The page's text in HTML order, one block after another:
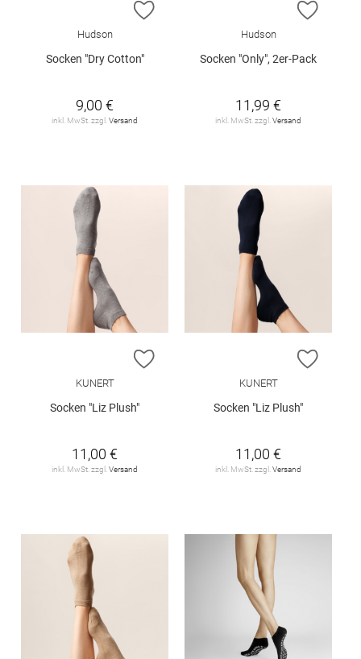
ZUR WUNSCHLISTE HINZUFÜGEN
Hudson
Socken "Dry Cotton"
9,00 €
inkl. MwSt. zzgl. Versand
ZUR
Hudson
Socken "Only", 2er-Pack
11,99 €
inkl. MwSt. zzgl. Versand
ZUR WUNSCHLISTE HINZUFÜGEN
KUNERT
Socken "Liz Plush"
11,00 €
inkl. MwSt. zzgl. Versand
ZUR
KUNERT
Socken "Liz Plush"
11,00 €
inkl. MwSt. zzgl. Versand